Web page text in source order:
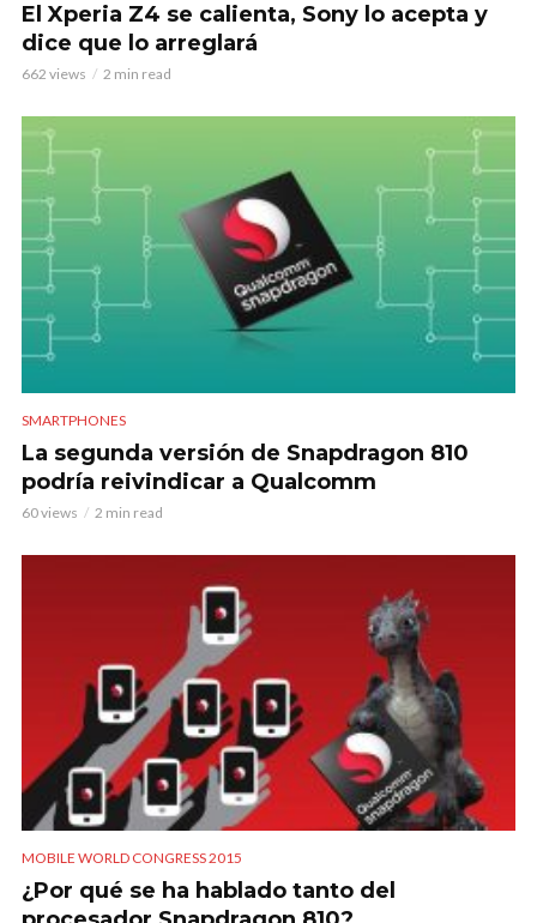
El Xperia Z4 se calienta, Sony lo acepta y
dice que lo arreglará
662 views 2 min read
SMARTPHONES
La segunda versión de Snapdragon 810
podría reivindicar a Qualcomm
60 views 2 min read
MOBILE WORLD CONGRESS 2015
¿Por qué se ha hablado tanto del